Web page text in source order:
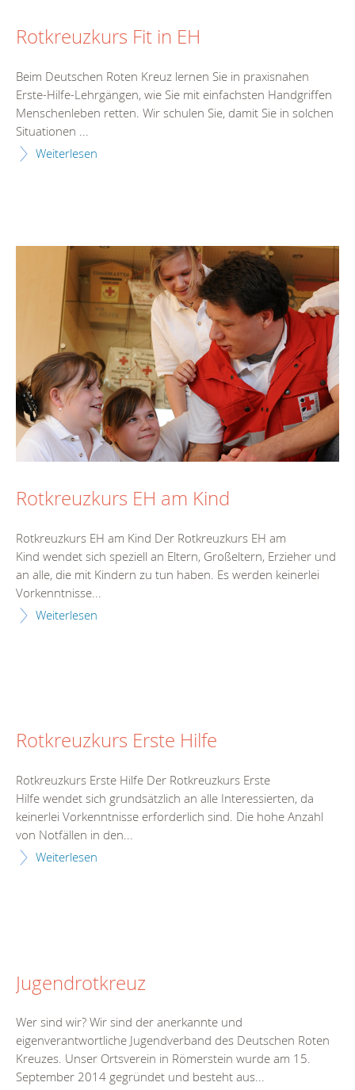
Rotkreuzkurs Fit in EH
Beim Deutschen Roten Kreuz lernen Sie in praxisnahen
Erste-Hilfe-Lehrgängen, wie Sie mit einfachsten Handgriffen
Menschenleben retten. Wir schulen Sie, damit Sie in solchen
Situationen ...
Weiterlesen
Rotkreuzkurs EH am Kind
Rotkreuzkurs EH am Kind Der Rotkreuzkurs EH am
Kind wendet sich speziell an Eltern, Großeltern, Erzieher und
an alle, die mit Kindern zu tun haben. Es werden keinerlei
Vorkenntnisse...
Weiterlesen
Rotkreuzkurs Erste Hilfe
Rotkreuzkurs Erste Hilfe Der Rotkreuzkurs Erste
Hilfe wendet sich grundsätzlich an alle Interessierten, da
keinerlei Vorkenntnisse erforderlich sind. Die hohe Anzahl
von Notfällen in den...
Weiterlesen
Jugendrotkreuz
Wer sind wir? Wir sind der anerkannte und
eigenverantwortliche Jugendverband des Deutschen Roten
Kreuzes. Unser Ortsverein in Römerstein wurde am 15.
September 2014 gegründet und besteht aus...